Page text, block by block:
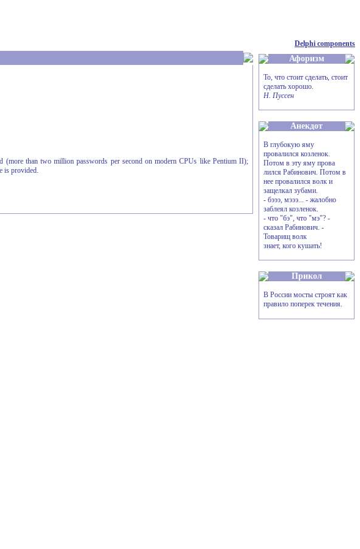
Delphi components
(more than two million passwords per second on modern CPUs like Pentium II);
is provided.
Афоризм
То, что стоит сделать, стоит
сделать хорошо.
Н. Пуссен
Анекдот
В глубокую яму
провалился козленок.
Потом в эту яму прова
лился Рабинович. Потом в
нее провалился волк и
защелкал зубами.
- бэээ, мэээ... - жалобно
заблеял козленок.
- что "бэ", что "мэ"? -
сказал Рабинович. -
Товарищ волк
знает, кого кушать!
Прикол
В России мосты строят как
правило поперек течения.